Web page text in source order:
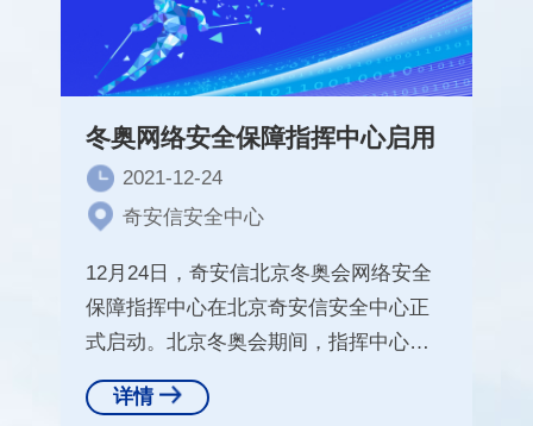
冬奥网络安全保障指挥中心启用
2021-12-24
奇安信安全中心
12月24日，奇安信北京冬奥会网络安全
保障指挥中心在北京奇安信安全中心正
式启动。北京冬奥会期间，指挥中心将
为北京冬奥会及全国奇安信
详情